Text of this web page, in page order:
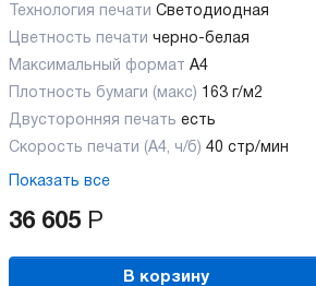
Технология печати Светодиодная
Цветность печати черно-белая
Максимальный формат А4
Плотность бумаги (макс) 163 г/м2
Двусторонняя печать есть
Скорость печати (А4, ч/б) 40 стр/мин
Показать все
36 605 Р
В корзину